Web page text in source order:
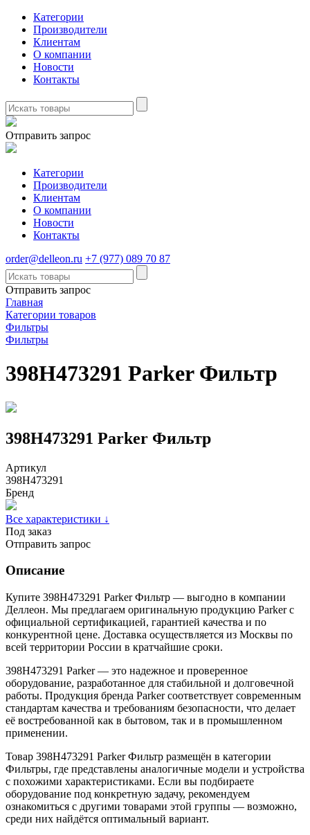
Категории
Производители
Клиентам
О компании
Новости
Контакты
Отправить запрос
Категории
Производители
Клиентам
О компании
Новости
Контакты
order@delleon.ru +7 (977) 089 70 87
Отправить запрос
Главная
Категории товаров
Фильтры
Фильтры
398H473291 Parker Фильтр
398H473291 Parker Фильтр
Артикул
398H473291
Бренд
Все характеристики ↓
Под заказ
Отправить запрос
Описание
Купите 398H473291 Parker Фильтр — выгодно в компании
Деллеон. Мы предлагаем оригинальную продукцию Parker с
официальной сертификацией, гарантией качества и по
конкурентной цене. Доставка осуществляется из Москвы по
всей территории России в кратчайшие сроки.
398H473291 Parker — это надежное и проверенное
оборудование, разработанное для стабильной и долговечной
работы. Продукция бренда Parker соответствует современным
стандартам качества и требованиям безопасности, что делает
её востребованной как в бытовом, так и в промышленном
применении.
Товар 398H473291 Parker Фильтр размещён в категории
Фильтры, где представлены аналогичные модели и устройства
с похожими характеристиками. Если вы подбираете
оборудование под конкретную задачу, рекомендуем
ознакомиться с другими товарами этой группы — возможно,
среди них найдётся оптимальный вариант.